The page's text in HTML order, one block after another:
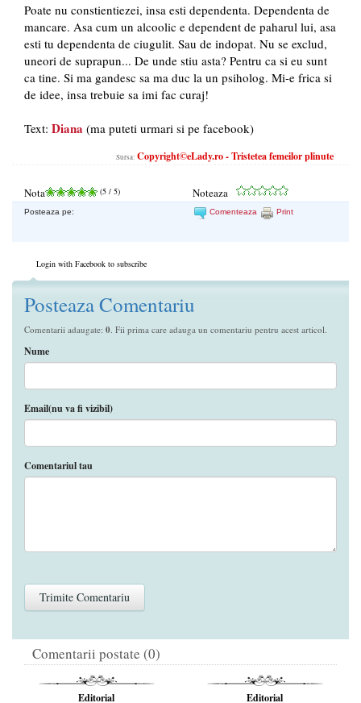
Poate nu constientiezei, insa esti dependenta. Dependenta de
mancare. Asa cum un alcoolic e dependent de paharul lui, asa
esti tu dependenta de ciugulit. Sau de indopat. Nu se exclud,
uneori de suprapun... De unde stiu asta? Pentru ca si eu sunt
ca tine. Si ma gandesc sa ma duc la un psiholog. Mi-e frica si
de idee, insa trebuie sa imi fac curaj!
Text: Diana (ma puteti urmari si pe facebook)
Sursa: Copyright©eLady.ro - Tristetea femeilor plinute
Nota (5 / 5) Noteaza
Posteaza pe: Comenteaza Print
Login with Facebook to subscribe
Posteaza Comentariu
Comentarii adaugate: 0 . Fii prima care adauga un comentariu pentru acest articol.
Nume
Email(nu va fi vizibil)
Comentariul tau
Comentarii postate (0)
Editorial Editorial